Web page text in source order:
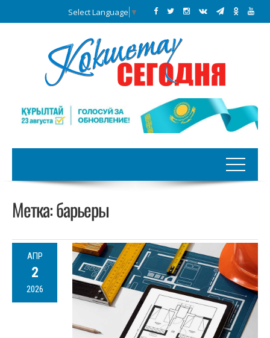
Select Language ▼
Метка:барьеры
АПР
2
2026